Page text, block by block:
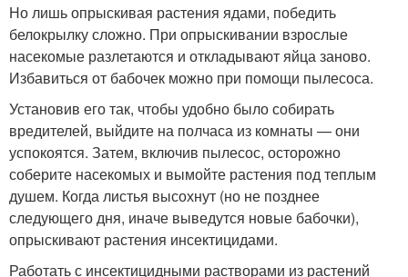
Но лишь опрыскивая растения ядами, победить
белокрылку сложно. При опрыскивании взрослые
насекомые разлетаются и откладывают яйца заново.
Избавиться от бабочек можно при помощи пылесоса.
Установив его так, чтобы удобно было собирать
вредителей, выйдите на полчаса из комнаты — они
успокоятся. Затем, включив пылесос, осторожно
соберите насекомых и вымойте растения под теплым
душем. Когда листья высохнут (но не позднее
следующего дня, иначе выведутся новые бабочки),
опрыскивают растения инсектицидами.
Работать с инсектицидными растворами из растений